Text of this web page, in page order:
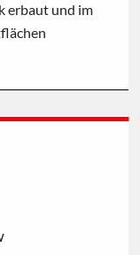
erbaut und im